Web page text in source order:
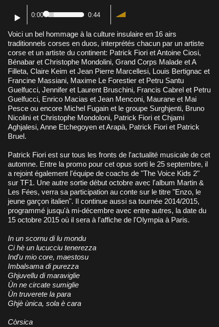
0:00 0:44
Voici un bel hommage à la culture insulaire en 16 airs
traditionnels corses en duos, interprétés chacun par un artiste
corse et un artiste du continent: Patrick Fiori et Antoine Ciosi,
Bénabar et Christophe Mondolini, Grand Corps Malade et A
Filleta, Claire Keim et Jean Pierre Marcellesi, Louis Bertignac et
Francine Massiani, Maxime Le Forestier et Petru Santu
Guelfucci, Jennifer et Laurent Bruschini, Francis Cabrel et Petru
Guelfucci, Enrico Macias et Jean Menconi, Maurane et Mai
Pesce ou encore Michel Fugain et le groupe Surghjenti, Bruno
Nicolini et Christophe Mondoloni, Patrick Fiori et Chjami
Aghjalesi, Anne Etchegoyen et Arapà, Patrick Fiori et Patrick
Bruel.
Patrick Fiori est sur tous les fronts de l'actualité musicale de cet
automne. Entre la promo pour cet opus sorti le 25 septembre, il
a rejoint également l'équipe de coachs de "The Voice Kids 2"
sur TF1. Une autre sortie début octobre avec l'album Martin &
Les Fées, verra sa participation au conte sur le titre "Enzo, le
jeune garçon italien". Il continue aussi sa tournée 2014/2015,
programmé jusqu'à mi-décembre avec entre autres, la date du
15 octobre 2015 où il sera à l'affiche de l'Olympia à Paris.
In un scornu di lu mondu
Ci hè un lucucciu tenerezza
Ind'u mio core, maestosu
Imbalsama di purezza
Ghjuvellu di maraviglie
Ùn ne circate sumiglie
Ùn truverete la para
Ghjè ùnica, sola è cara
Còrsica